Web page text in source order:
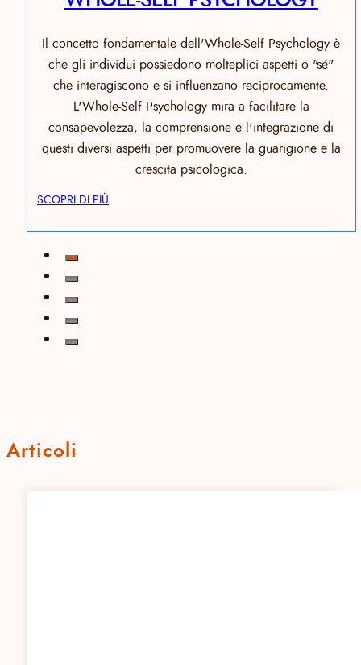
Il concetto fondamentale dell'Whole-Self Psychology è
che gli individui possiedono molteplici aspetti o "sé"
che interagiscono e si influenzano reciprocamente.
L'Whole-Self Psychology mira a facilitare la
consapevolezza, la comprensione e l'integrazione di
questi diversi aspetti per promuovere la guarigione e la
crescita psicologica.
SCOPRI DI PIÙ
Articoli